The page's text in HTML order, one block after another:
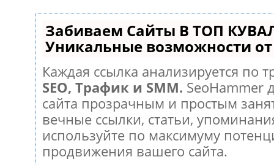
Забиваем Сайты В ТОП
Уникальные возможности от
Каждая ссылка анализируется по
SEO, Трафик и SMM. SeoHammer
сайта прозрачным и простым
вечные ссылки, статьи,
используйте по максимуму
продвижения вашего сайта.